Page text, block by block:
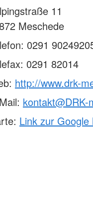
11
Meschede
0291
0291 82014
http://www.drk-
kontakt@DRK-
Link zur